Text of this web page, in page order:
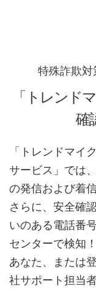
特殊詐欺対
「トレンド
確
「トレンドマイ
サービス」では
の発信および着
さらに、安全確
いのある電話番
センターで検知！
あなた、または
社サポート担当